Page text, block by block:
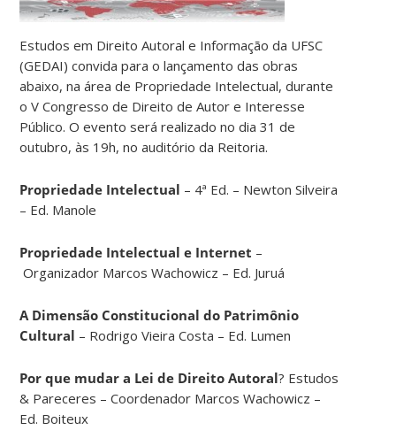
Estudos em Direito Autoral e Informação da UFSC
(GEDAI) convida para o lançamento das obras
abaixo, na área de Propriedade Intelectual, durante
o V Congresso de Direito de Autor e Interesse
Público. O evento será realizado no dia 31 de
outubro, às 19h, no auditório da Reitoria.
Propriedade Intelectual – 4ª Ed. – Newton Silveira
– Ed. Manole
Propriedade Intelectual e Internet –
Organizador Marcos Wachowicz – Ed. Juruá
A Dimensão Constitucional do Patrimônio
Cultural – Rodrigo Vieira Costa – Ed. Lumen
Por que mudar a Lei de Direito Autoral? Estudos
& Pareceres – Coordenador Marcos Wachowicz –
Ed. Boiteux